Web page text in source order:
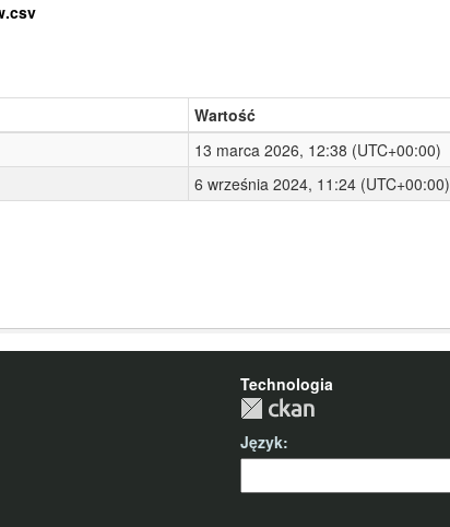
Wartość
13 marca 2026, 12:38 (UTC+00:00)
6 września 2024, 11:24 (UTC+00:00)
Technologia
Język